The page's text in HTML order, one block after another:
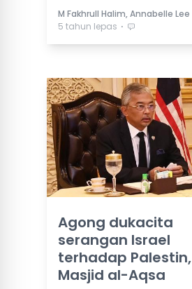
M Fakhrull Halim, Annabelle Lee
5 tahun lepas ⋅
Agong dukacita
serangan Israel
terhadap Palestin,
Masjid al-Aqsa